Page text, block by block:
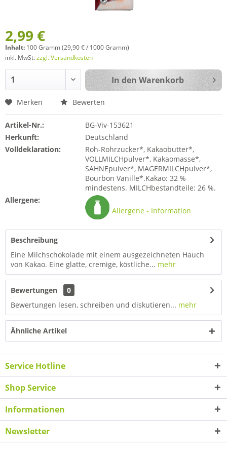
2,99 €
Inhalt: 100 Gramm (29,90 € / 1000 Gramm)
inkl. MwSt.zzgl. Versandkosten
In den Warenkorb
Merken Bewerten
Artikel-Nr.:
BG-Viv-153621
Herkunft:
Deutschland
Volldeklaration:
Roh-Rohrzucker*, Kakaobutter*,
VOLLMILCHpulver*, Kakaomasse*,
SAHNEpulver*, MAGERMILCHpulver*,
Bourbon Vanille*.Kakao: 32 %
mindestens. MILCHbestandteile: 26 %.
Allergene:
Allergene - Information
Beschreibung
Eine Milchschokolade mit einem ausgezeichneten Hauch
von Kakao. Eine glatte, cremige, köstliche... mehr
Bewertungen
0
Bewertungen lesen, schreiben und diskutieren... mehr
Ähnliche Artikel
Service Hotline
Shop Service
Informationen
Newsletter